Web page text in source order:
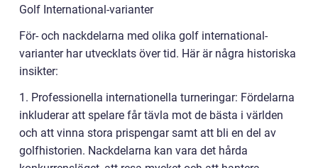
Golf International-varianter
För- och nackdelarna med olika golf international-
varianter har utvecklats över tid. Här är några historiska
insikter:
1. Professionella internationella turneringar: Fördelarna
inkluderar att spelare får tävla mot de bästa i världen
och att vinna stora prispengar samt att bli en del av
golfhistorien. Nackdelarna kan vara det hårda